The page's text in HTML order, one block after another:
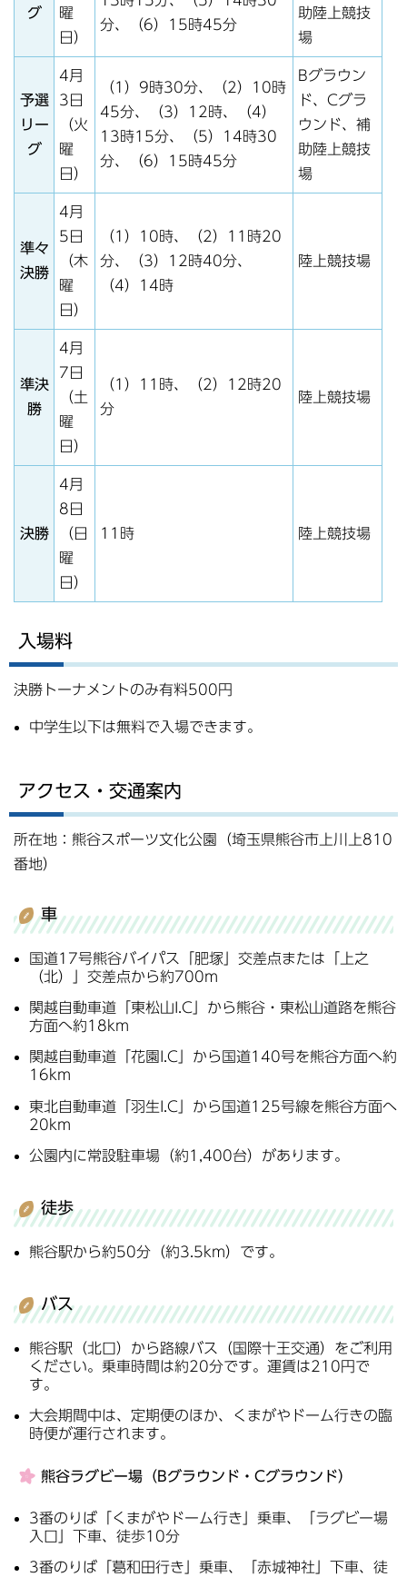
グ
曜
日）
分、（6）15時45分
助陸上競技
場
予選
リー
グ
4月
3日
（火
曜
日）
（1）9時30分、（2）10時
45分、（3）12時、（4）
13時15分、（5）14時30
分、（6）15時45分
Bグラウン
ド、Cグラ
ウンド、補
助陸上競技
場
準々
決勝
4月
5日
（木
曜
日）
（1）10時、（2）11時20
分、（3）12時40分、
（4）14時
陸上競技場
準決
勝
4月
7日
（土
曜
日）
（1）11時、（2）12時20
分
陸上競技場
決勝
4月
8日
（日
曜
日）
11時 陸上競技場
入場料
決勝トーナメントのみ有料500円
中学生以下は無料で入場できます。
アクセス・交通案内
所在地：熊谷スポーツ文化公園（埼玉県熊谷市上川上810
番地）
車
国道17号熊谷バイパス「肥塚」交差点または「上之
（北）」交差点から約700m
関越自動車道「東松山I.C」から熊谷・東松山道路を熊谷
方面へ約18km
関越自動車道「花園I.C」から国道140号を熊谷方面へ約
16km
東北自動車道「羽生I.C」から国道125号線を熊谷方面へ
20km
公園内に常設駐車場（約1,400台）があります。
徒歩
熊谷駅から約50分（約3.5km）です。
バス
熊谷駅（北口）から路線バス（国際十王交通）をご利用
ください。乗車時間は約20分です。運賃は210円で
す。
大会期間中は、定期便のほか、くまがやドーム行きの臨
時便が運行されます。
熊谷ラグビー場（Bグラウンド・Cグラウンド）
3番のりば「くまがやドーム行き」乗車、「ラグビー場
入口」下車、徒歩10分
3番のりば「葛和田行き」乗車、「赤城神社」下車、徒